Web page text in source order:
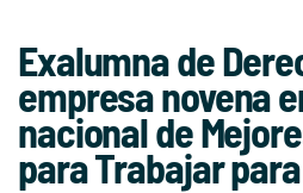
Exalumna de
empresa novena
nacional de
para Trabajar